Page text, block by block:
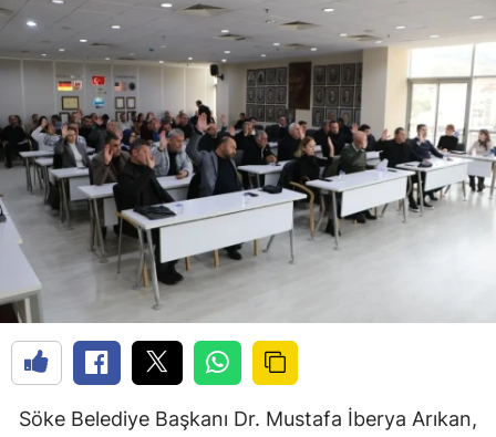
Söke Belediye Başkanı Dr. Mustafa İberya Arıkan,